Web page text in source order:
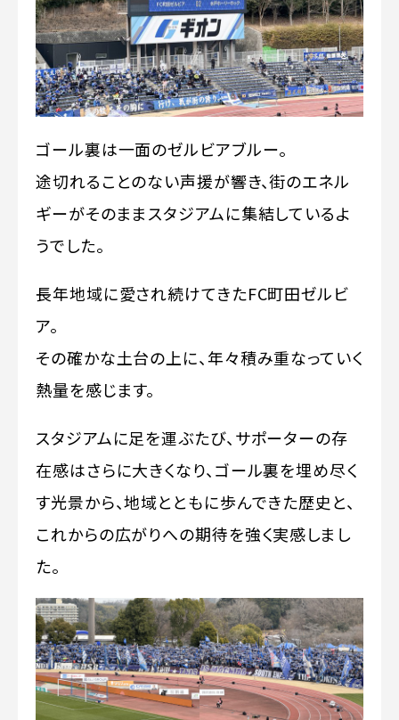
ゴール裏は一面のゼルビアブルー。
途切れることのない声援が響き、街のエネル
ギーがそのままスタジアムに集結しているよ
うでした。
長年地域に愛され続けてきたFC町田ゼルビ
ア。
その確かな土台の上に、年々積み重なっていく
熱量を感じます。
スタジアムに足を運ぶたび、サポーターの存
在感はさらに大きくなり、ゴール裏を埋め尽く
す光景から、地域とともに歩んできた歴史と、
これからの広がりへの期待を強く実感しまし
た。